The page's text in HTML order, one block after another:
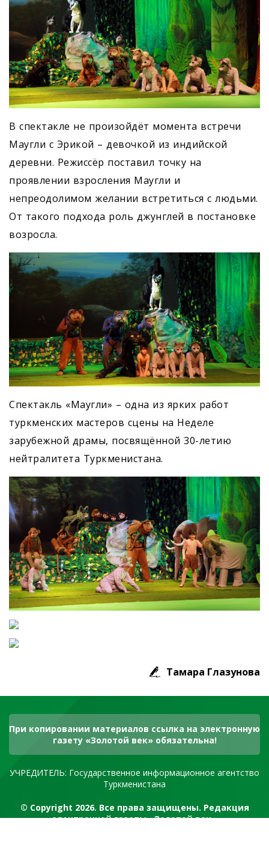
В спектакле не произойдёт момента встречи
Маугли с Эрикой – девочкой из индийской
деревни. Режиссёр поставил точку на
проявлении взросления Маугли и
непреодолимом желании встретиться с людьми.
От такого подхода роль джунглей в постановке
возросла.
Спектакль «Маугли» – одна из ярких работ
туркменских мастеров сцены на Неделе
зарубежной драмы, посвящённой 30-летию
нейтралитета Туркменистана.
Тамара Глазунова
При копировании материалов ссылка на электронную
газету «Золотой век» обязательна!
УЧРЕДИТЕЛЬ: Государственное информационное агентство
Туркменистана
© Copyright 2026. Все права защищены. Редакция
электронной газеты «Золотой век»